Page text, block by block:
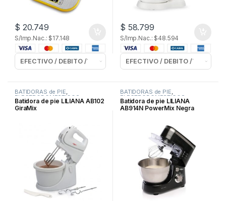
$ 20.749
S/Imp.Nac.: $17.148
$ 58.799
S/Imp.Nac.: $48.594
BATIDORAS de PIE,
ELECTRODOMESTICOS
Batidora de pie LILIANA AB102
GiraMix
BATIDORAS de PIE,
ELECTRODOMESTICOS
Batidora de pie LILIANA
AB914N PowerMix Negra